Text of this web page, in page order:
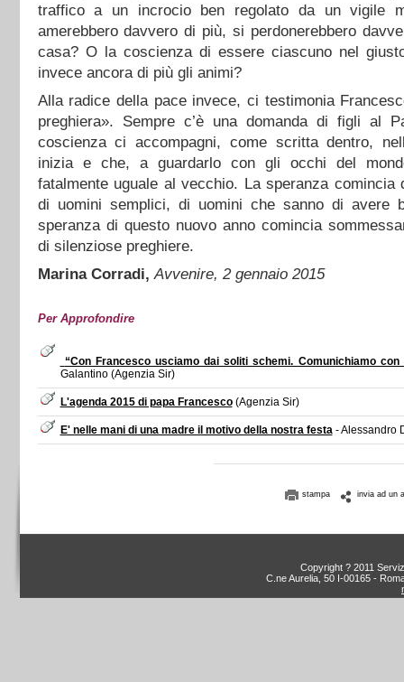
traffico a un incrocio ben regolato da un vigile
amerebbero davvero di più, si perdonerebbero
casa? O la coscienza di essere ciascuno nel
invece ancora di più gli animi?
Alla radice della pace invece, ci testimonia
preghiera». Sempre c’è una domanda di figli al
coscienza ci accompagni, come scritta dentro,
inizia e che, a guardarlo con gli occhi del
fatalmente uguale al vecchio. La speranza comincia
di uomini semplici, di uomini che sanno di avere
speranza di questo nuovo anno comincia
di silenziose preghiere.
Marina Corradi,Avvenire, 2 gennaio 2015
Per Approfondire
“Con Francesco usciamo dai soliti schemi. Comunichiamo con
Galantino (Agenzia Sir)
L'agenda 2015 di papa Francesco(Agenzia Sir)
E' nelle mani di una madre il motivo della nostra festa- Alessandro
stampa invia ad un
Copyright ? 2011
C.ne Aurelia, 50 I-00165 -